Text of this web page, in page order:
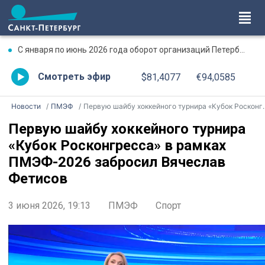
С января по июнь 2026 года оборот организаций Петербурга превысил 17,7 трлн рублей
Смотреть эфир $81,4077 €94,0585
Новости ПМЭФ Первую шайбу хоккейного турнира «Кубок Росконгресса» в рамках ПМЭФ-2026 забросил Вячеслав Фетисов
Первую шайбу хоккейного турнира
«Кубок Росконгресса» в рамках
ПМЭФ-2026 забросил Вячеслав
Фетисов
3 июня 2026, 19:13 ПМЭФ Спорт